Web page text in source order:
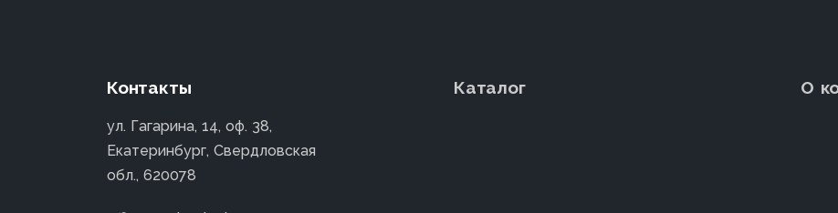
Контакты
ул. Гагарина, 14, оф. 38,
Екатеринбург, Свердловская
обл., 620078
Каталог О